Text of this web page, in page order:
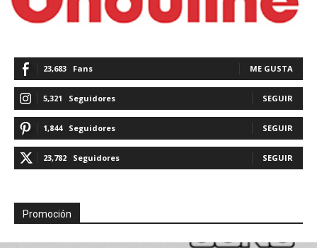
23,683 Fans ME GUSTA
5,321 Seguidores SEGUIR
1,844 Seguidores SEGUIR
23,782 Seguidores SEGUIR
Promoción